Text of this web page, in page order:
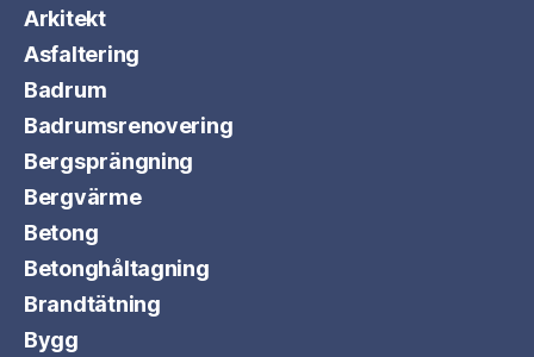
Arkitekt
Asfaltering
Badrum
Badrumsrenovering
Bergsprängning
Bergvärme
Betong
Betonghåltagning
Brandtätning
Bygg